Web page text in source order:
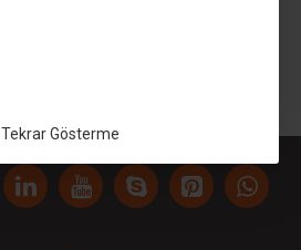
Tekrar Gösterme